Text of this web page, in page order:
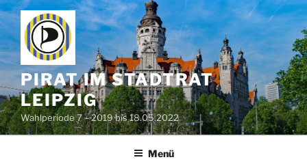
Zum
Inhalt
springen
PIRAT IM STADTRAT
LEIPZIG
Wahlperiode 7 – 2019 bis 18.05.2022
Menü